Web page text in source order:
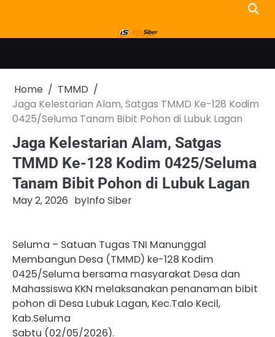
content
Home
TMMD
Jaga Kelestarian Alam, Satgas TMMD Ke-128 Kodim
0425/Seluma Tanam Bibit Pohon di Lubuk Lagan
Jaga Kelestarian Alam, Satgas
TMMD Ke-128 Kodim 0425/Seluma
Tanam Bibit Pohon di Lubuk Lagan
May 2, 2026 byInfo Siber
Seluma – Satuan Tugas TNI Manunggal
Membangun Desa (TMMD) ke-128 Kodim
0425/Seluma bersama masyarakat Desa dan
Mahassiswa KKN melaksanakan penanaman bibit
pohon di Desa Lubuk Lagan, Kec.Talo Kecil,
Kab.Seluma
Sabtu (02/05/2026).